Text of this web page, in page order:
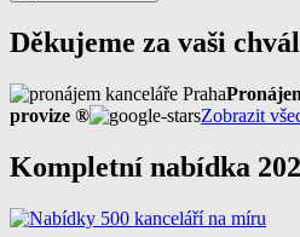
Děkujeme za vaši
provize ®
Zobrazit
Kompletní nabídka